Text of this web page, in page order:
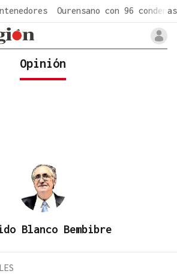
Ourensano con 96 condenas
Opinión
Blanco Bembibre